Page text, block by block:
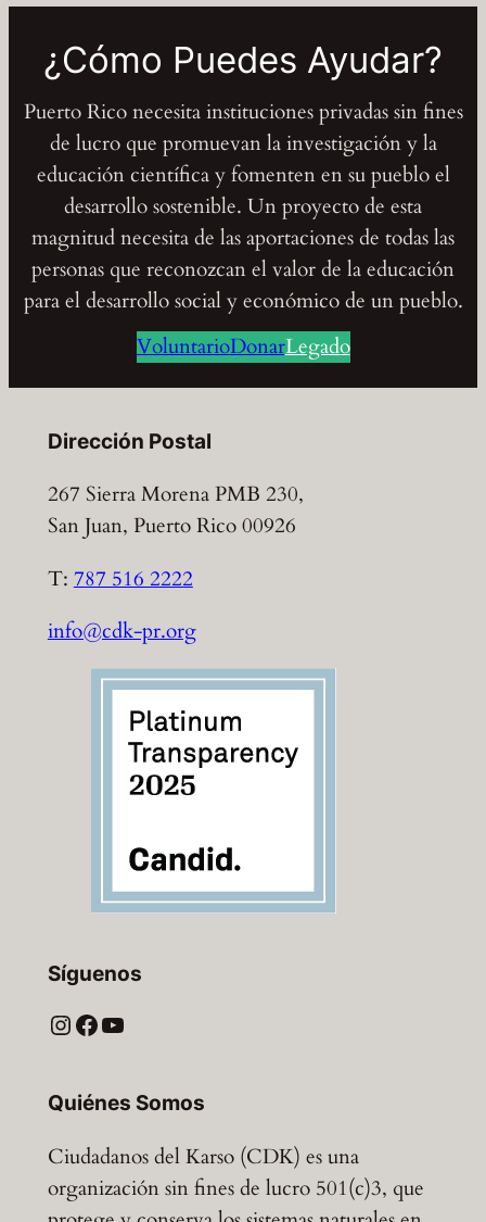
¿Cómo Puedes Ayudar?
Puerto Rico necesita instituciones privadas sin fines
de lucro que promuevan la investigación y la
educación científica y fomenten en su pueblo el
desarrollo sostenible. Un proyecto de esta
magnitud necesita de las aportaciones de todas las
personas que reconozcan el valor de la educación
para el desarrollo social y económico de un pueblo.
VoluntarioDonarLegado
Dirección Postal
267 Sierra Morena PMB 230,
San Juan, Puerto Rico 00926
T: 787 516 2222
info@cdk-pr.org
Síguenos
Instagram Facebook YouTube
Quiénes Somos
Ciudadanos del Karso (CDK) es una
organización sin fines de lucro 501(c)3, que